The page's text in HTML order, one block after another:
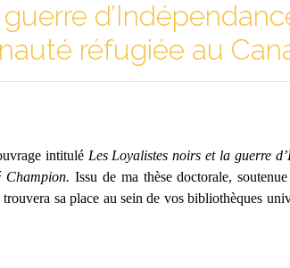
réfugiée au
intitulé Les Loyalistes noirs et la guerre
Champion. Issu de ma thèse doctorale,
sa place au sein de vos bibliothèques